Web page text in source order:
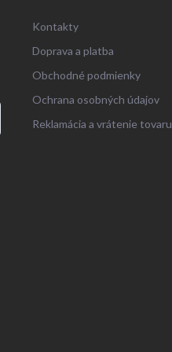
Kontakty
Doprava a platba
Obchodné podmienky
Ochrana osobných údajov
Reklamácia a vrátenie tovaru